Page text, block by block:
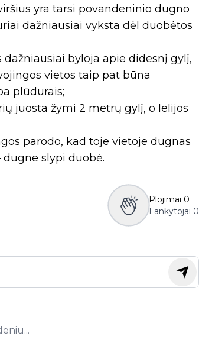
yra tarsi povandeninio dugno
dažniausiai vyksta dėl duobėtos
byloja apie didesnį gylį,
vietos taip pat būna
plūdurais;
juosta žymi 2 metrų gylį, o lelijos
parodo, kad toje vietoje dugnas
slypi duobė.
Plojimai 0
Lankytojai 0